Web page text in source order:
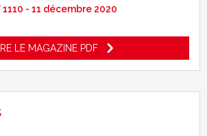
1110 - 11 décembre 2020
LE MAGAZINE PDF